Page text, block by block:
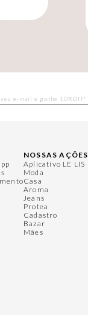
NOSSAS AÇÕES
Aplicativo LE LIS
Moda
Casa
Aroma
Jeans
Protea
Cadastro
Bazar
Mães